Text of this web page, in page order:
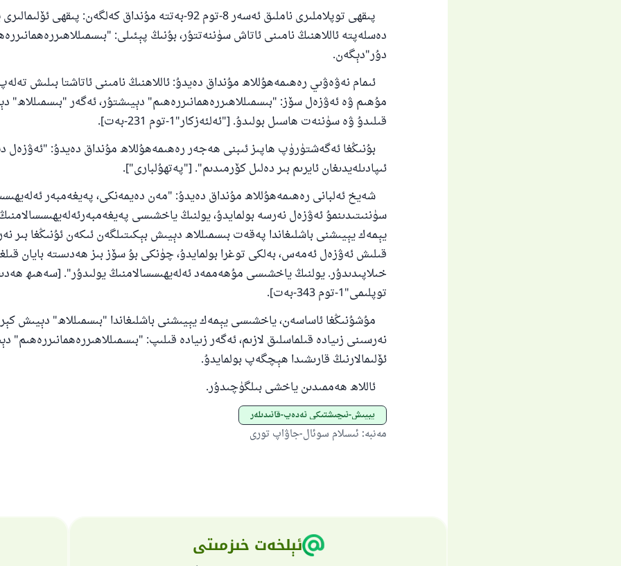
پىقھى توپلاملىرى ناملىق ئەسەر 8-توم 92-بەتتە مۇنداق كەلگەن:
دەسلەپتە ئاللاھنىڭ نامىنى ئاتاش سۈننەتتۇر، بۇنىڭ پېئىلى:
دۇر"دېگەن.
ئىمام نەۋەۋىي رەھىمەھۇللاھ مۇنداق دەيدۇ: ئاللاھنىڭ نامىنى ئاتاشتا بىلىش
مۇھىم ۋە ئەۋزەل سۆز: "بىسمىللاھىررەھمانىررەھىم" دېيىشتۇر، ئەگەر "بىسمىللاھ"
قىلىدۇ ۋە سۈننەت ھاسىل بولىدۇ. ["ئەلئەزكار"1-توم 231-بەت].
بۇنىڭغا ئەگەشتۈرۈپ ھاپىز ئىبنى ھەجەر رەھىمەھۇللاھ مۇنداق دەيدۇ: "ئەۋزەل
ئىپادىلەيدىغان ئايرىم بىر دەلىل كۆرمىدىم". ["پەتھۇلبارى"].
شەيخ ئەلبانى رەھىمەھۇللاھ مۇنداق دەيدۇ: "مەن دەيمەنكى، پەيغەمبەر
سۈننىتىدىنمۇ ئەۋزەل نەرسە بولمايدۇ، يولنىڭ ياخشىسى
يېمەك يېيىشنى باشلىغاندا پەقەت بىسمىللاھ دېيىش بېكىتىلگەن ئىكەن ئۇنىڭغا بىر
قىلىش ئەۋزەل ئەمەس، بەلكى توغرا بولمايدۇ، چۈنكى بۇ سۆز بىز ھەدىستە بايان
خىلاپىدىدۇر. يولنىڭ ياخشىسى مۇھەممەد ئەلەيھىسسالامنىڭ يولىدۇر". [سەھىھ
توپلىمى"1-توم 343-بەت].
مۇشۇنىڭغا ئاساسەن، ياخشىسى يېمەك يېيىشنى باشلىغاندا "بىسمىللاھ" دېيىش
نەرسىنى زىيادە قىلماسلىق لازىم، ئەگەر زىيادە قىلىپ: "بىسمىللاھىررەھمانىررەھىم"
ئۆلىمالارنىڭ قارىشىدا ھېچگەپ بولمايدۇ.
ئاللاھ ھەممىدىن ياخشى بىلگۈچىدۇر.
يېيىش-ئىچىشتىكى ئەدەپ-قائىدىلەر
مەنبە: ئىسلام سوئال-جاۋاپ تورى
ئېلخەت خىزمىتى
پەيغەمبەرئەلەيھىسسالام مۇنداق دېگەن:
ياخشىلىققا باشلارپ قويغان كىشى قىلغۇچىغا ئوخشاش ساۋاپقا
ئىئائە